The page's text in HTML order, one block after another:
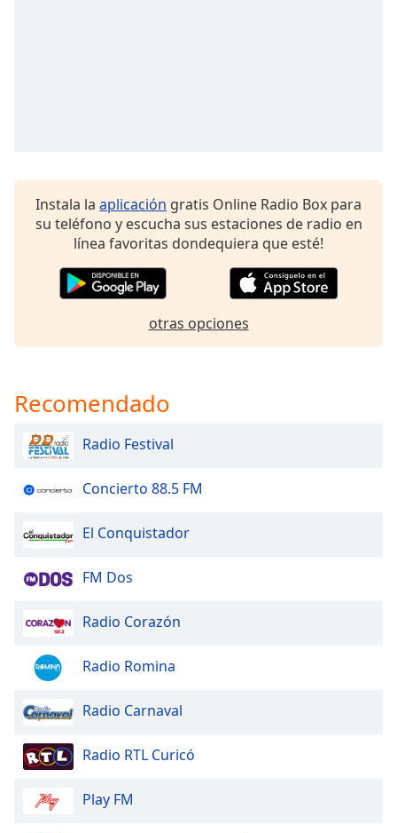
Chapters
descriptions
Subtitles
settings,
subtitles
settings
subtitles
selected
Audio
Track
Picture-
Fullscreen
modal
window.
Beginning
Instala la aplicación gratis Online Radio Box para
su teléfono y escucha sus estaciones de radio en
línea favoritas dondequiera que esté!
otras opciones
Recomendado
Radio Festival
Concierto 88.5 FM
El Conquistador
FM Dos
Radio Corazón
Radio Romina
Radio Carnaval
Radio RTL Curicó
Play FM